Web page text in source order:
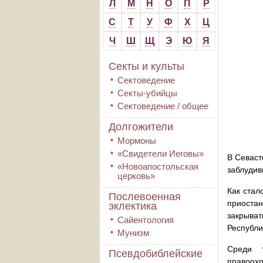
Л М Н О П
Р
С
Т У Ф Х
Ц
Ч
Ш Щ Э Ю Я
Секты и культы
Сектоведение
Секты-убийцы
Сектоведение / общее
Долгожители
Мормоны
«Свидетели Иеговы»
«Новоапостольская
церковь»
Послевоенная
эклектика
Сайентология
Мунизм
Псевдобиблейские
В
Как
Среди